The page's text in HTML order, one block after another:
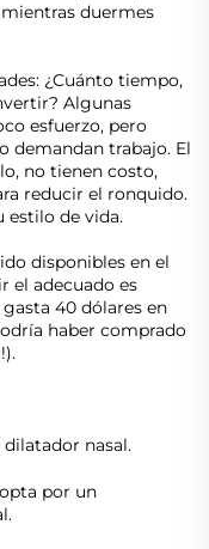
duermes
¿Cuánto tiempo,
Algunas
esfuerzo, pero
demandan trabajo. El
no tienen costo,
reducir el ronquido.
estilo de vida.
disponibles en el
el adecuado es
40 dólares en
haber comprado
dilatador nasal.
por un